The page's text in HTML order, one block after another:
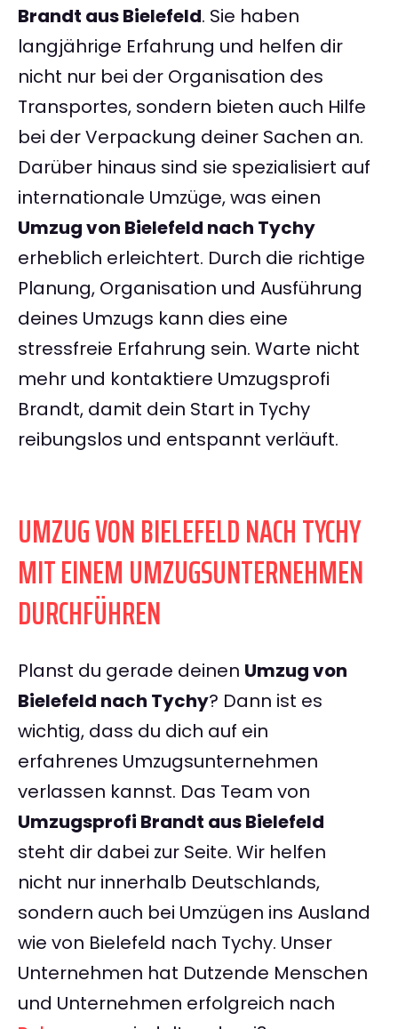
Brandt aus Bielefeld. Sie haben
langjährige Erfahrung und helfen dir
nicht nur bei der Organisation des
Transportes, sondern bieten auch Hilfe
bei der Verpackung deiner Sachen an.
Darüber hinaus sind sie spezialisiert auf
internationale Umzüge, was einen
Umzug von Bielefeld nach Tychy
erheblich erleichtert. Durch die richtige
Planung, Organisation und Ausführung
deines Umzugs kann dies eine
stressfreie Erfahrung sein. Warte nicht
mehr und kontaktiere Umzugsprofi
Brandt, damit dein Start in Tychy
reibungslos und entspannt verläuft.
UMZUG VON BIELEFELD NACH TYCHY
MIT EINEM UMZUGSUNTERNEHMEN
DURCHFÜHREN
Planst du gerade deinen Umzug von
Bielefeld nach Tychy? Dann ist es
wichtig, dass du dich auf ein
erfahrenes Umzugsunternehmen
verlassen kannst. Das Team von
Umzugsprofi Brandt aus Bielefeld
steht dir dabei zur Seite. Wir helfen
nicht nur innerhalb Deutschlands,
sondern auch bei Umzügen ins Ausland
wie von Bielefeld nach Tychy. Unser
Unternehmen hat Dutzende Menschen
und Unternehmen erfolgreich nach